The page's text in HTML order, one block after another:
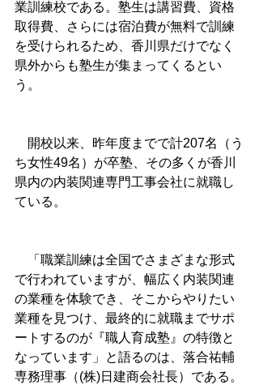
業訓練校である。塾生は講習費、資格
取得費、さらには宿泊費が無料で訓練
を受けられるため、香川県だけでなく
県外からも塾生が集まってくるとい
う。
開校以来、昨年度までで計207名（う
ち女性49名）が卒塾、その多くが香川
県内の内装関連専門工事会社に就職し
ている。
「職業訓練は全国でさまざまな形式
で行われていますが、幅広く内装関連
の業種を体験でき、そこからやりたい
業種を見つけ、最終的に就職までサポ
ートするのが『職人育成塾』の特徴と
なっています」と語るのは、落合祐輔
専務理事（(株)日建商会社長）である。